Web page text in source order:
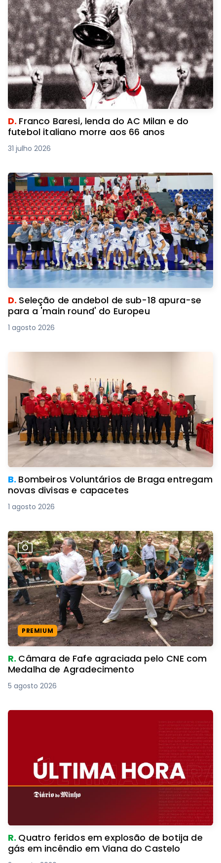
D. Franco Baresi, lenda do AC Milan e do
futebol italiano morre aos 66 anos
31 julho 2026
D. Seleção de andebol de sub-18 apura-se
para a 'main round' do Europeu
1 agosto 2026
B. Bombeiros Voluntários de Braga entregam
novas divisas e capacetes
1 agosto 2026
PREMIUM
R. Câmara de Fafe agraciada pelo CNE com
Medalha de Agradecimento
5 agosto 2026
R. Quatro feridos em explosão de botija de
gás em incêndio em Viana do Castelo